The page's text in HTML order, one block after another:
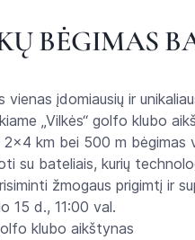
BĖGIMAS
vienas įdomiausių ir
„Vilkės“ golfo klubo
km bei 500 m bėgimas
su bateliais, kurių
žmogaus prigimtį ir
15 d., 11:00 val.
klubo aikštynas